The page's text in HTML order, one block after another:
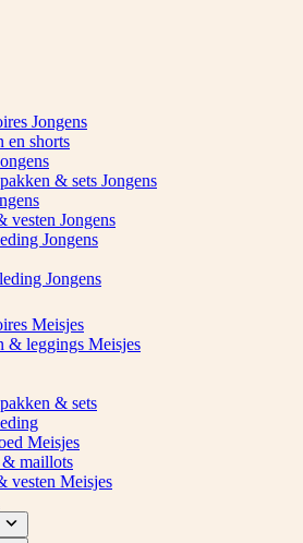
Jongens
en shorts
& sets Jongens
vesten Jongens
Jongens
Jongens
Meisjes
& leggings Meisjes
& sets
Meisjes
& maillots
vesten Meisjes